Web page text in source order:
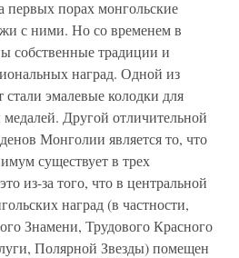
первых порах монгольские
с ними. Но со временем в
собственные традиции и
наград. Одной из
стали эмалевые колодки для
Другой отличительной
Монголии является то, что
существует в трех
из-за того, что в центральной
наград (в частности,
Знамени, Трудового Красного
Полярной Звезды) помещен